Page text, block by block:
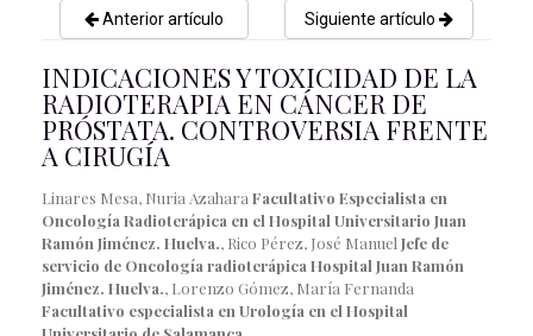
Anterior artículo Siguiente artículo
INDICACIONES Y TOXICIDAD DE LA
RADIOTERAPIA EN CÁNCER DE
PRÓSTATA. CONTROVERSIA FRENTE
A CIRUGÍA
Linares Mesa, Nuria Azahara Facultativo Especialista en
Oncología Radioterápica en el Hospital Universitario Juan
Ramón Jiménez. Huelva., Rico Pérez, José Manuel Jefe de
servicio de Oncología radioterápica Hospital Juan Ramón
Jiménez. Huelva., Lorenzo Gómez, María Fernanda
Facultativo especialista en Urología en el Hospital